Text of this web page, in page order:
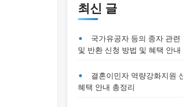
최신 글
국가유공자 등의 종자 관련
및 반환 신청 방법 및 혜택 안내
결혼이민자 역량강화지원
혜택 안내 총정리